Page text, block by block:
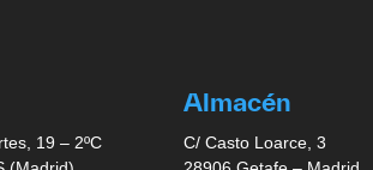
19 – 2ºC
Almacén
C/ Casto Loarce, 3